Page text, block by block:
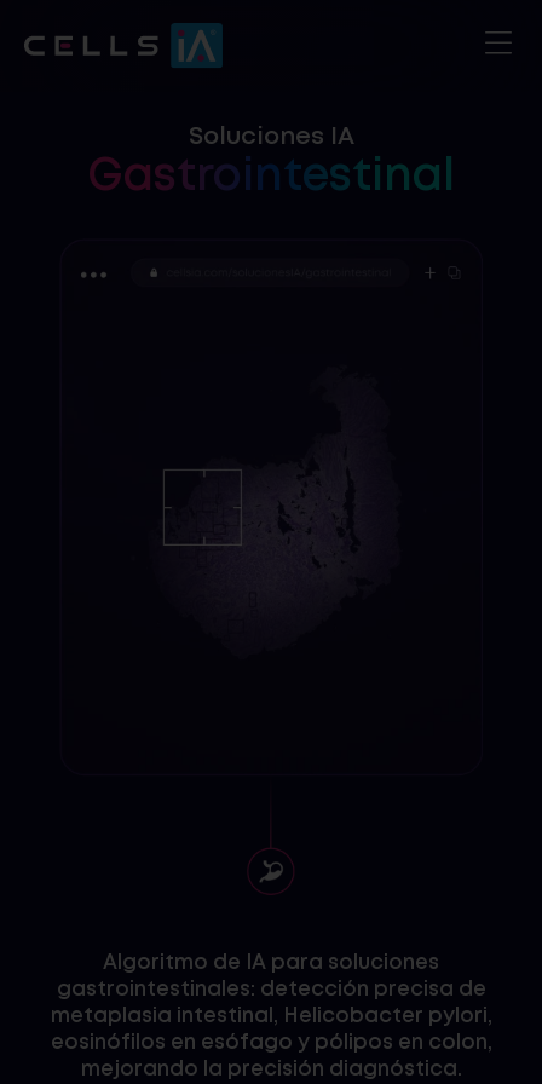
Soluciones IA
Gastrointestinal
Algoritmo de IA para soluciones
gastrointestinales: detección precisa de
metaplasia intestinal, Helicobacter pylori,
eosinófilos en esófago y pólipos en colon,
mejorando la precisión diagnóstica.